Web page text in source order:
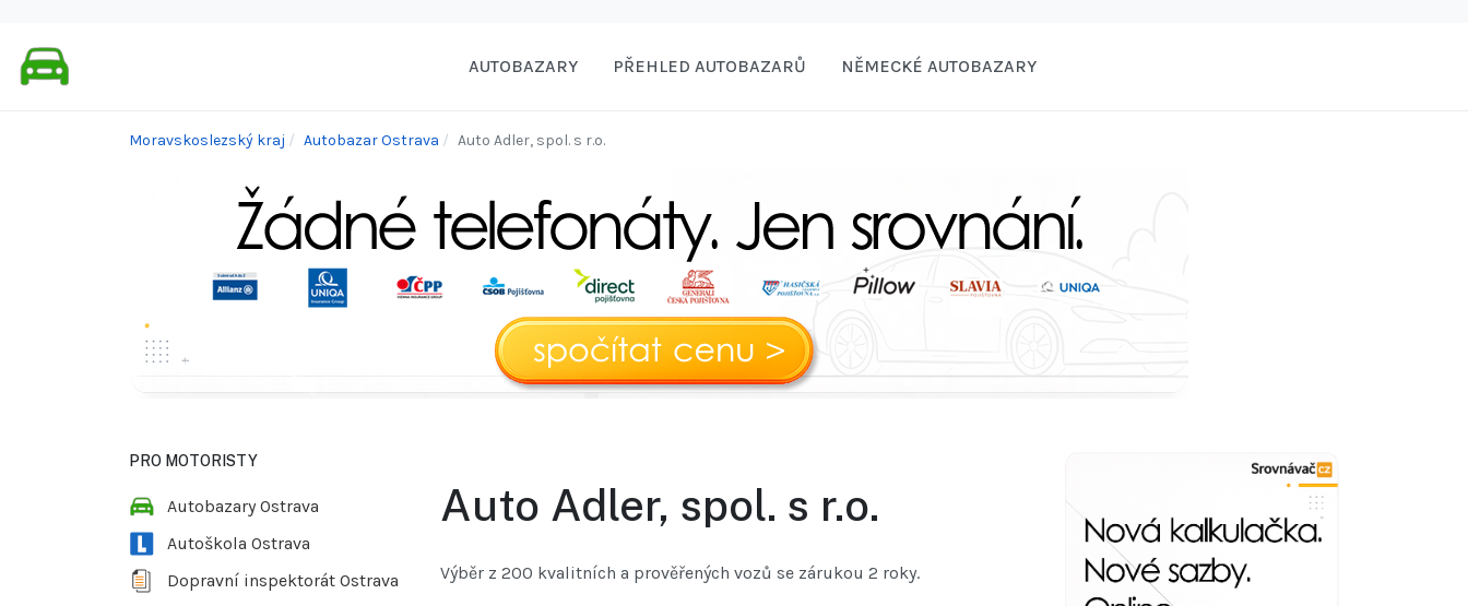
AUTOBAZARY PŘEHLED AUTOBAZARŮ NĚMECKÉ AUTOBAZARY
Moravskoslezský kraj Autobazar Ostrava Auto Adler, spol. s r.o.
Auto Adler, spol. s r.o.
Výběr z 200 kvalitních a prověřených vozů se zárukou 2 roky.
PRO MOTORISTY
Autobazary Ostrava
Autoškola Ostrava
Dopravní inspektorát Ostrava